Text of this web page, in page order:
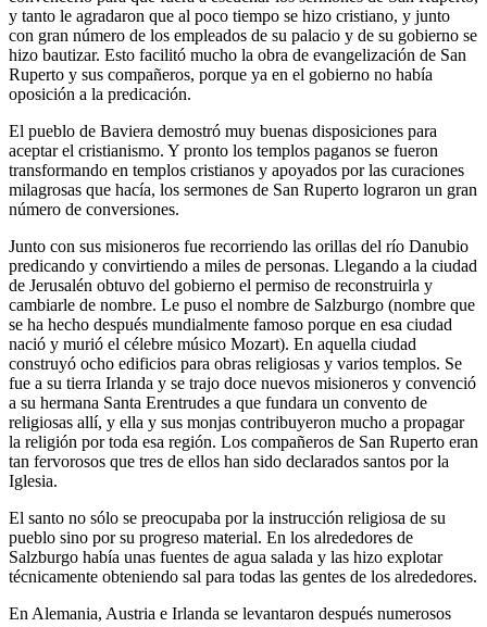
y tanto le agradaron que al poco tiempo se hizo cristiano, y junto
con gran número de los empleados de su palacio y de su gobierno se
hizo bautizar. Esto facilitó mucho la obra de evangelización de San
Ruperto y sus compañeros, porque ya en el gobierno no había
oposición a la predicación.
El pueblo de Baviera demostró muy buenas disposiciones para
aceptar el cristianismo. Y pronto los templos paganos se fueron
transformando en templos cristianos y apoyados por las curaciones
milagrosas que hacía, los sermones de San Ruperto lograron un gran
número de conversiones.
Junto con sus misioneros fue recorriendo las orillas del río Danubio
predicando y convirtiendo a miles de personas. Llegando a la ciudad
de Jerusalén obtuvo del gobierno el permiso de reconstruirla y
cambiarle de nombre. Le puso el nombre de Salzburgo (nombre que
se ha hecho después mundialmente famoso porque en esa ciudad
nació y murió el célebre músico Mozart). En aquella ciudad
construyó ocho edificios para obras religiosas y varios templos. Se
fue a su tierra Irlanda y se trajo doce nuevos misioneros y convenció
a su hermana Santa Erentrudes a que fundara un convento de
religiosas allí, y ella y sus monjas contribuyeron mucho a propagar
la religión por toda esa región. Los compañeros de San Ruperto eran
tan fervorosos que tres de ellos han sido declarados santos por la
Iglesia.
El santo no sólo se preocupaba por la instrucción religiosa de su
pueblo sino por su progreso material. En los alrededores de
Salzburgo había unas fuentes de agua salada y las hizo explotar
técnicamente obteniendo sal para todas las gentes de los alrededores.
En Alemania, Austria e Irlanda se levantaron después numerosos